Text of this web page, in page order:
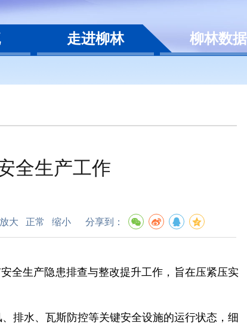
走进柳林 柳林数据
全生产工作
放大 正常 缩小 分享到：
全生产隐患排查与整改提升工作，旨在压紧压实
水、瓦斯防控等关键安全设施的运行状态，细